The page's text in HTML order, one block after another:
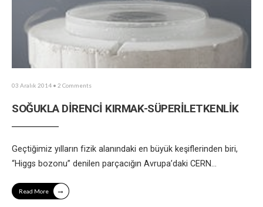
03 Aralık 2014 • 2 Comments
SOĞUKLA DİRENCİ KIRMAK-SÜPERİLETKENLİK
Geçtiğimiz yılların fizik alanındaki en büyük keşiflerinden biri,
“Higgs bozonu” denilen parçacığın Avrupa’daki CERN...
Read More →